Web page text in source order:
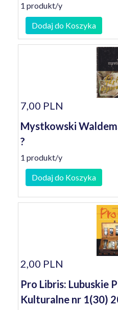
1 produkt/y
Dodaj do Koszyka
7,00 PLN
Mystkowski
?
1 produkt/y
Dodaj do Koszyka
2,00 PLN
Pro Libris: Lubuskie
Kulturalne nr 1(30)